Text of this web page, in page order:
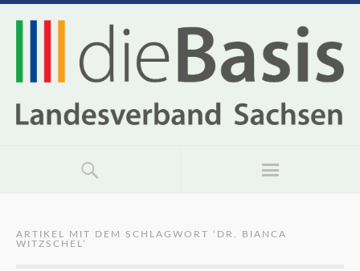
ARTIKEL MIT DEM SCHLAGWORT ‘ DR. BIANCA
WITZSCHEL ’